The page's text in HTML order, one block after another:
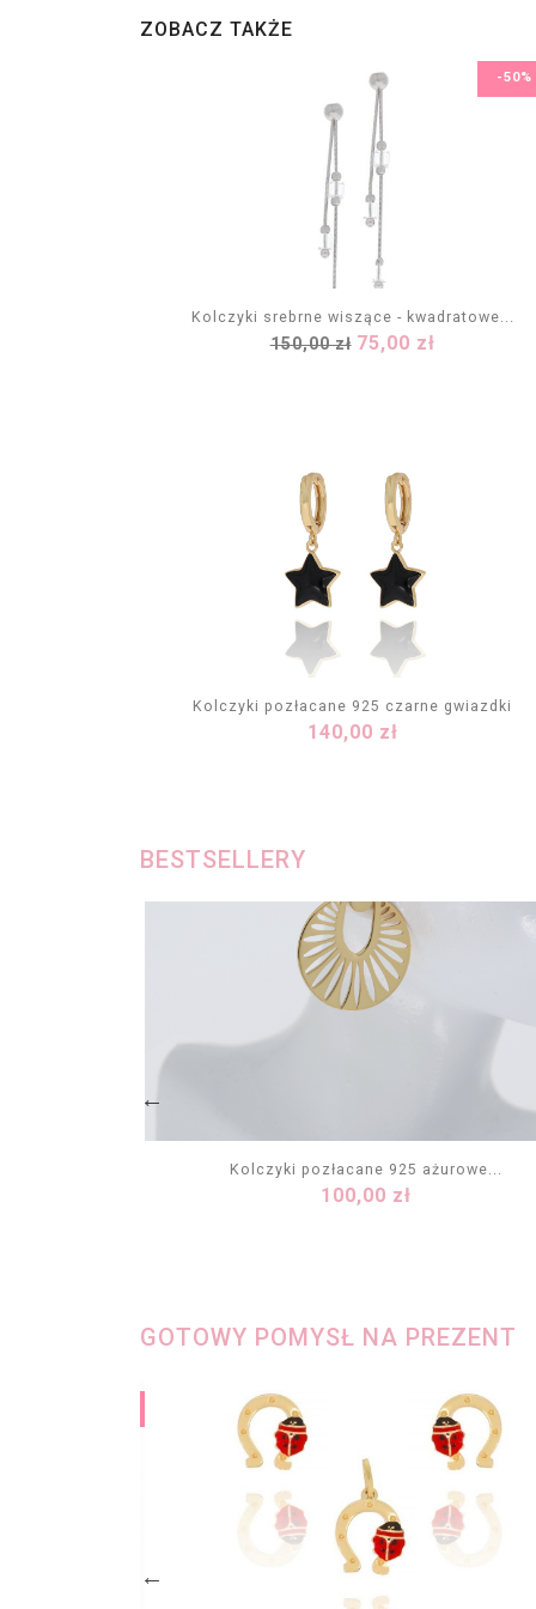
ZOBACZ TAKŻE
Kolczyki srebrne wiszące - kwadratowe...
Cena
150,00 zł Cena
75,00 zł
-50%
DODAJ DO KOSZYKA
Kolczyki pozłacane 925 czarne gwiazdki
Cena
140,00 zł
DODAJ DO KOSZYKA
BESTSELLERY
Kolczyki pozłacane 925 ażurowe...
Cena
100,00 zł
DODAJ DO KOSZYKA
GOTOWY POMYSŁ NA PREZENT